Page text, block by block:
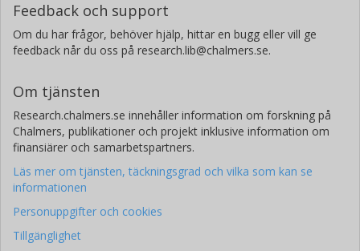
Feedback och support
Om du har frågor, behöver hjälp, hittar en bugg eller vill ge
feedback når du oss på research.lib@chalmers.se.
Om tjänsten
Research.chalmers.se innehåller information om forskning på
Chalmers, publikationer och projekt inklusive information om
finansiärer och samarbetspartners.
Läs mer om tjänsten, täckningsgrad och vilka som kan se
informationen
Personuppgifter och cookies
Tillgänglighet